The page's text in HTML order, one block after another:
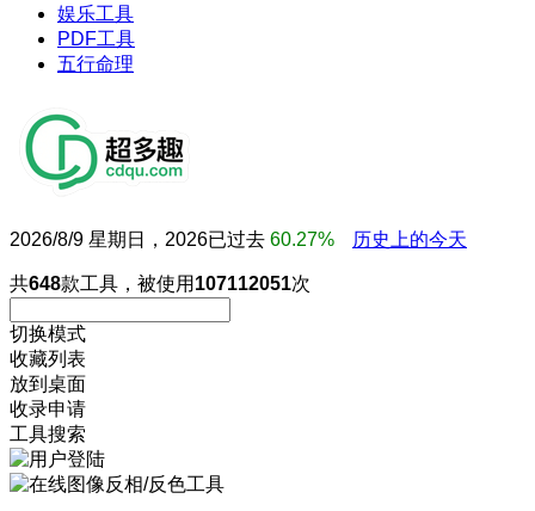
娱乐工具
PDF工具
五行命理
2026/8/9 星期日，2026已过去 60.27% 历史上的今天
共648款工具，被使用 107112051次
切换模式
收藏列表
放到桌面
收录申请
工具搜索